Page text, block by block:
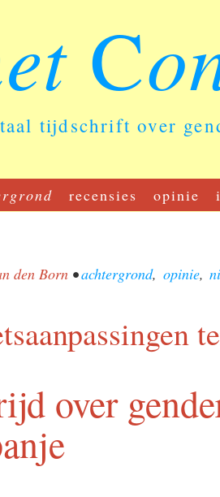
C
tijdschrift over
recensies opinie
den Born •achtergrond, opinie,
over